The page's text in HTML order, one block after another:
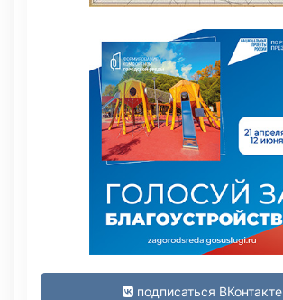
подписаться ВКонтакте